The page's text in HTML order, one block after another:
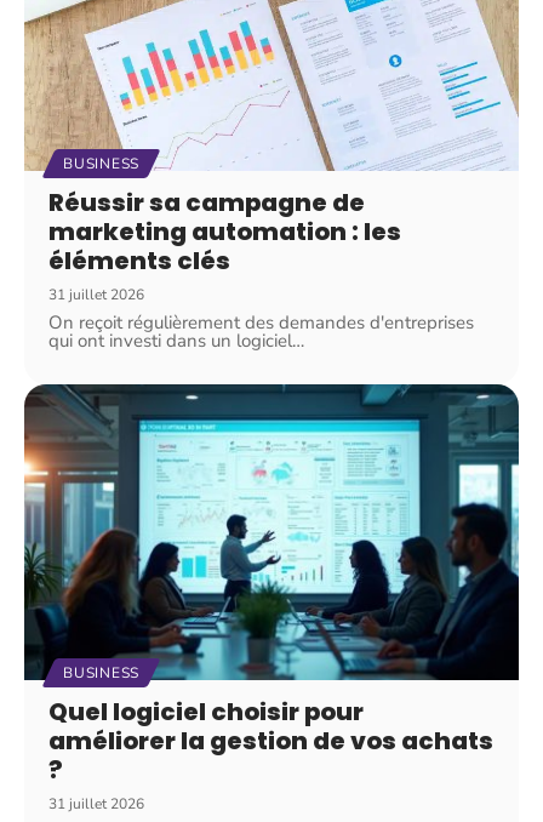
BUSINESS
Réussir sa campagne de
marketing automation : les
éléments clés
31 juillet 2026
On reçoit régulièrement des demandes d'entreprises
qui ont investi dans un logiciel…
BUSINESS
Quel logiciel choisir pour
améliorer la gestion de vos achats
?
31 juillet 2026